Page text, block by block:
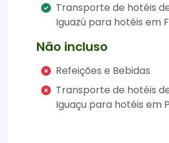
Transporte de hotéis
Iguazú para hotéis em
Não incluso
Refeições e Bebidas
Transporte de hotéis
Iguaçu para hotéis em